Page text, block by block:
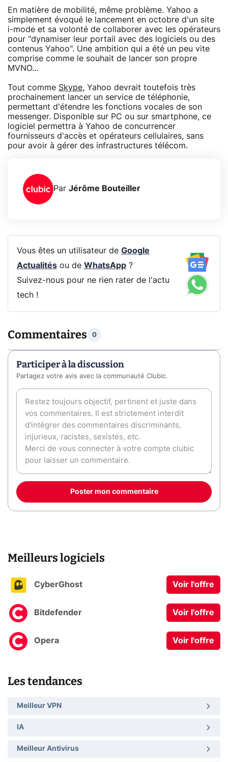
En matière de mobilité, même problème. Yahoo a
simplement évoqué le lancement en octobre d'un site
i-mode et sa volonté de collaborer avec les opérateurs
pour "dynamiser leur portail avec des logiciels ou des
contenus Yahoo". Une ambition qui a été un peu vite
comprise comme le souhait de lancer son propre
MVNO...
Tout comme Skype, Yahoo devrait toutefois très
prochainement lancer un service de téléphonie,
permettant d'étendre les fonctions vocales de son
messenger. Disponible sur PC ou sur smartphone, ce
logiciel permettra à Yahoo de concurrencer
fournisseurs d'accès et opérateurs cellulaires, sans
pour avoir à gérer des infrastructures télécom.
Par Jérôme Bouteiller
Vous êtes un utilisateur de Google
Actualitésou de WhatsApp?
Suivez-nous pour ne rien rater de l'actu
tech !
Commentaires 0
Participer à la discussion
Partagez votre avis avec la communauté Clubic.
Poster mon commentaire
Meilleurs logiciels
CyberGhost Voir l'offre
Bitdefender Voir l'offre
Opera Voir l'offre
Les tendances
Meilleur VPN
IA
Meilleur Antivirus